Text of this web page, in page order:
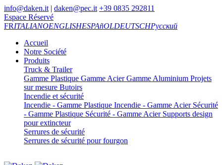
info@daken.it | daken@pec.it +39 0835 292811
Espace Réservé
FRITALIANOENGLISHESPAñOLDEUTSCHРусский
Accueil
Notre Société
Produits
Truck & Trailer
Gamme Plastique Gamme AcierGamme Aluminium Projets
sur mesure Butoirs
Incendie et sécurité
Incendie - Gamme Plastique Incendie - Gamme AcierSécurité
- Gamme Plastique Sécurité - Gamme AcierSupports design
pour extincteur
Serrures de sécurité
Serrures de sécurité pour fourgon